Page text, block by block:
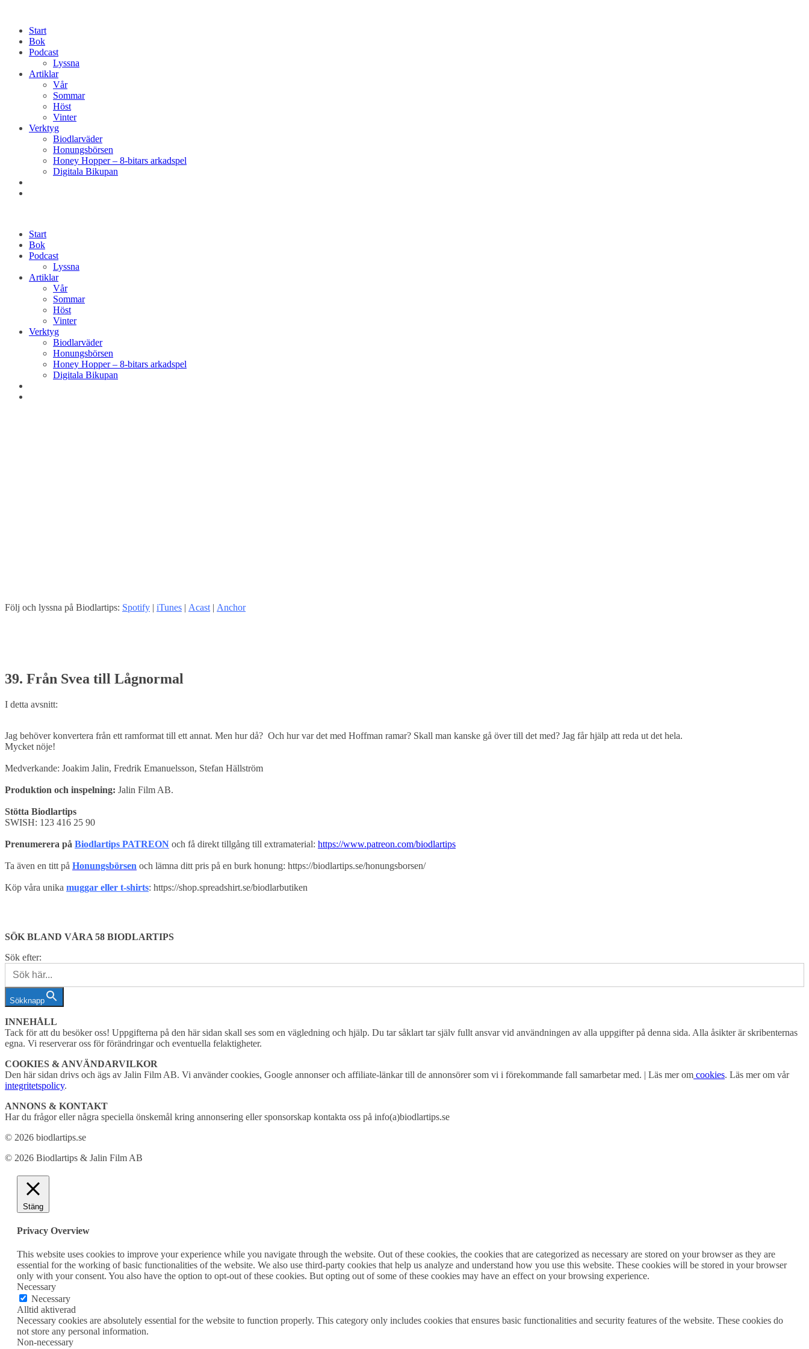
Start
Bok
Podcast
Lyssna
Artiklar
Vår
Sommar
Höst
Vinter
Verktyg
Biodlarväder
Honungsbörsen
Honey Hopper – 8-bitars arkadspel
Digitala Bikupan
Start
Bok
Podcast
Lyssna
Artiklar
Vår
Sommar
Höst
Vinter
Verktyg
Biodlarväder
Honungsbörsen
Honey Hopper – 8-bitars arkadspel
Digitala Bikupan
Följ och lyssna på Biodlartips: Spotify | iTunes | Acast | Anchor
39. Från Svea till Lågnormal
I detta avsnitt:
Jag behöver konvertera från ett ramformat till ett annat. Men hur då? Och hur var det med Hoffman ramar? Skall man kanske gå över till det med? Jag får hjälp att reda ut det hela.
Mycket nöje!
Medverkande: Joakim Jalin, Fredrik Emanuelsson, Stefan Hällström
Produktion och inspelning: Jalin Film AB.
Stötta Biodlartips
SWISH: 123 416 25 90
Prenumerera på Biodlartips PATREON och få direkt tillgång till extramaterial: https://www.patreon.com/biodlartips
Ta även en titt på Honungsbörsen och lämna ditt pris på en burk honung: https://biodlartips.se/honungsborsen/
Köp våra unika muggar eller t-shirts: https://shop.spreadshirt.se/biodlarbutiken
SÖK BLAND VÅRA 58 BIODLARTIPS
Sök efter:
Sökknapp
INNEHÅLL
Tack för att du besöker oss! Uppgifterna på den här sidan skall ses som en vägledning och hjälp. Du tar såklart tar själv fullt ansvar vid användningen av alla uppgifter på denna sida. Alla åsikter är skribenternas
egna. Vi reserverar oss för förändringar och eventuella felaktigheter.
COOKIES & ANVÄNDARVILKOR
Den här sidan drivs och ägs av Jalin Film AB. Vi använder cookies, Google annonser och affiliate-länkar till de annonsörer som vi i förekommande fall samarbetar med. | Läs mer om cookies. Läs mer om vår
integritetspolicy.
ANNONS & KONTAKT
Har du frågor eller några speciella önskemål kring annonsering eller sponsorskap kontakta oss på info(a)biodlartips.se
© 2026 biodlartips.se
© 2026 Biodlartips & Jalin Film AB
Stäng
Privacy Overview
This website uses cookies to improve your experience while you navigate through the website. Out of these cookies, the cookies that are categorized as necessary are stored on your browser as they are
essential for the working of basic functionalities of the website. We also use third-party cookies that help us analyze and understand how you use this website. These cookies will be stored in your browser
only with your consent. You also have the option to opt-out of these cookies. But opting out of some of these cookies may have an effect on your browsing experience.
Necessary
Necessary
Alltid aktiverad
Necessary cookies are absolutely essential for the website to function properly. This category only includes cookies that ensures basic functionalities and security features of the website. These cookies do
not store any personal information.
Non-necessary